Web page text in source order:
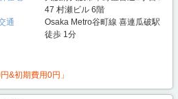
47 村瀬ビル 6階
通
Osaka Metro谷町線 喜連瓜破駅
徒歩 1分
&初期費用0円」